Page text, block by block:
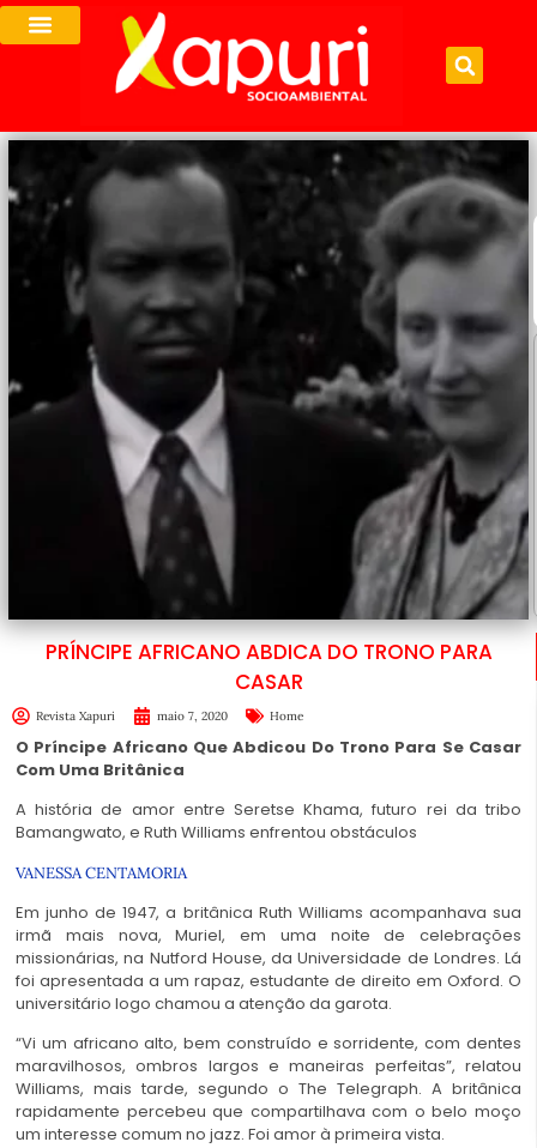
PRÍNCIPE AFRICANO ABDICA DO TRONO PARA
CASAR
Revista Xapuri maio 7, 2020 Home
O Príncipe Africano Que Abdicou Do Trono Para Se Casar
Com Uma Britânica
A história de amor entre Seretse Khama, futuro rei da tribo
Bamangwato, e Ruth Williams enfrentou obstáculos
VANESSA CENTAMORIA
Em junho de 1947, a britânica Ruth Williams acompanhava sua
irmã mais nova, Muriel, em uma noite de celebrações
missionárias, na Nutford House, da Universidade de Londres. Lá
foi apresentada a um rapaz, estudante de direito em Oxford. O
universitário logo chamou a atenção da garota.
“Vi um africano alto, bem construído e sorridente, com dentes
maravilhosos, ombros largos e maneiras perfeitas”, relatou
Williams, mais tarde, segundo o The Telegraph. A britânica
rapidamente percebeu que compartilhava com o belo moço
um interesse comum no jazz. Foi amor à primeira vista.